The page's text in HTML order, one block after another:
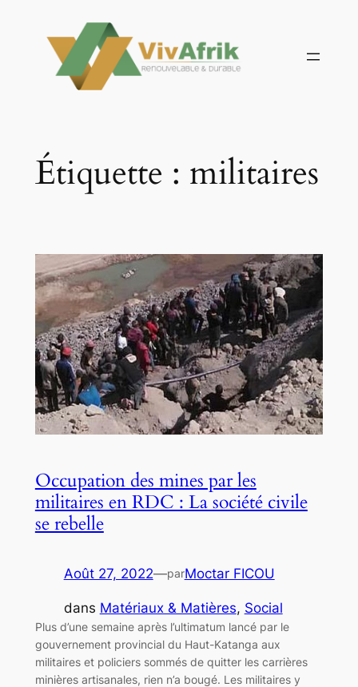
contenu
Étiquette : militaires
Occupation des mines par les
militaires en RDC : La société civile
se rebelle
Août 27, 2022—parMoctar FICOU
dans Matériaux & Matières, Social
Plus d’une semaine après l’ultimatum lancé par le
gouvernement provincial du Haut-Katanga aux
militaires et policiers sommés de quitter les carrières
minières artisanales, rien n’a bougé. Les militaires y